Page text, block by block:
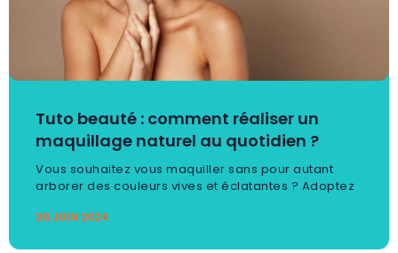
Tuto beauté : comment réaliser un
maquillage naturel au quotidien ?
Vous souhaitez vous maquiller sans pour autant
arborer des couleurs vives et éclatantes ? Adoptez
30 JUIN 2024